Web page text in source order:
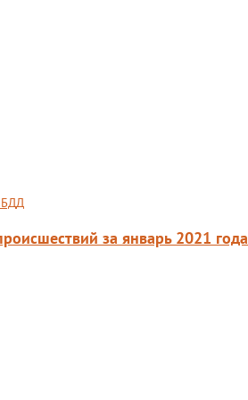
за январь 2021 года